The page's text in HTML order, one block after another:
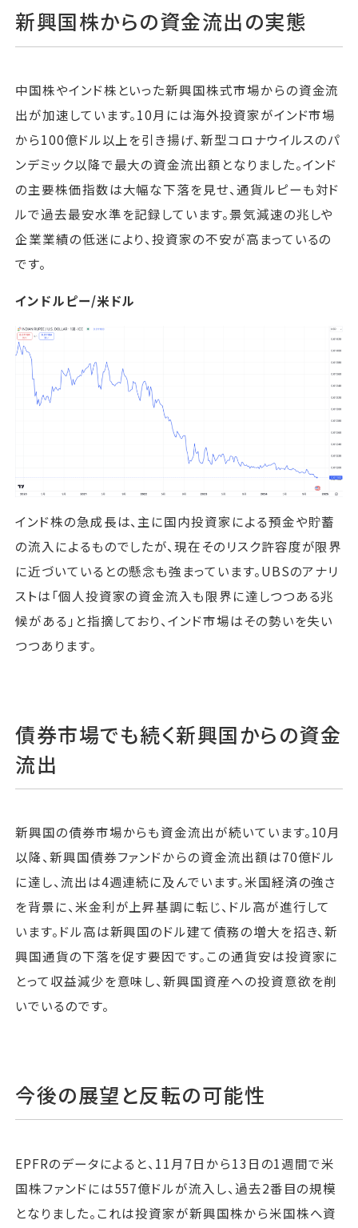
新興国株からの資金流出の実態
中国株やインド株といった新興国株式市場からの資金流
出が加速しています。10月には海外投資家がインド市場
から100億ドル以上を引き揚げ、新型コロナウイルスのパ
ンデミック以降で最大の資金流出額となりました。インド
の主要株価指数は大幅な下落を見せ、通貨ルピーも対ド
ルで過去最安水準を記録しています。景気減速の兆しや
企業業績の低迷により、投資家の不安が高まっているの
です。
インドルピー/米ドル
インド株の急成長は、主に国内投資家による預金や貯蓄
の流入によるものでしたが、現在そのリスク許容度が限界
に近づいているとの懸念も強まっています。UBSのアナリ
ストは「個人投資家の資金流入も限界に達しつつある兆
候がある」と指摘しており、インド市場はその勢いを失い
つつあります。
債券市場でも続く新興国からの資金
流出
新興国の債券市場からも資金流出が続いています。10月
以降、新興国債券ファンドからの資金流出額は70億ドル
に達し、流出は4週連続に及んでいます。米国経済の強さ
を背景に、米金利が上昇基調に転じ、ドル高が進行して
います。ドル高は新興国のドル建て債務の増大を招き、新
興国通貨の下落を促す要因です。この通貨安は投資家に
とって収益減少を意味し、新興国資産への投資意欲を削
いでいるのです。
今後の展望と反転の可能性
EPFRのデータによると、11月7日から13日の1週間で米
国株ファンドには557億ドルが流入し、過去2番目の規模
となりました。これは投資家が新興国株から米国株へ資